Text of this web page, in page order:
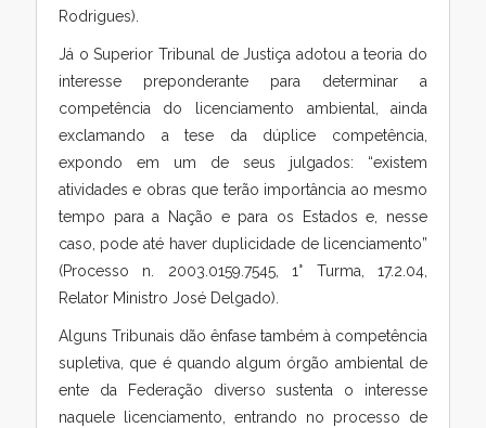
Rodrigues).
Já o Superior Tribunal de Justiça adotou a teoria do
interesse preponderante para determinar a
competência do licenciamento ambiental, ainda
exclamando a tese da dúplice competência,
expondo em um de seus julgados: “existem
atividades e obras que terão importância ao mesmo
tempo para a Nação e para os Estados e, nesse
caso, pode até haver duplicidade de licenciamento”
(Processo n. 2003.0159.7545, 1° Turma, 17.2.04,
Relator Ministro José Delgado).
Alguns Tribunais dão ênfase também à competência
supletiva, que é quando algum órgão ambiental de
ente da Federação diverso sustenta o interesse
naquele licenciamento, entrando no processo de